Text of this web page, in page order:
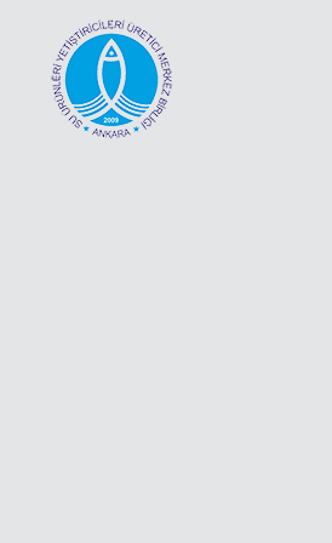
content